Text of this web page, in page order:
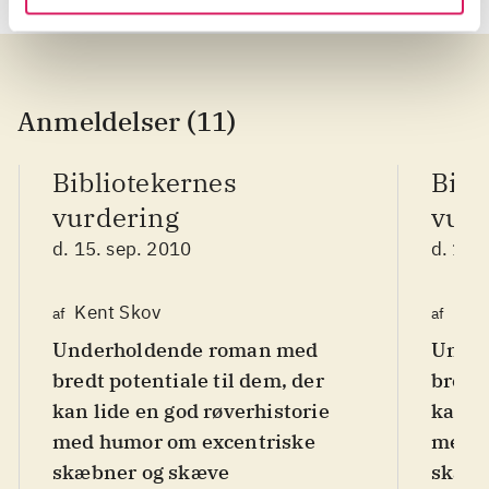
Anmeldelser (11)
Bibliotekernes
vurdering
d. 15. sep. 2010
af Kent Skov
Underholdende roman med
bredt potentiale til dem, der
kan lide en god røverhistorie
med humor om excentriske
skæbner og skæve
d. 15.
af
bredt
kan
med